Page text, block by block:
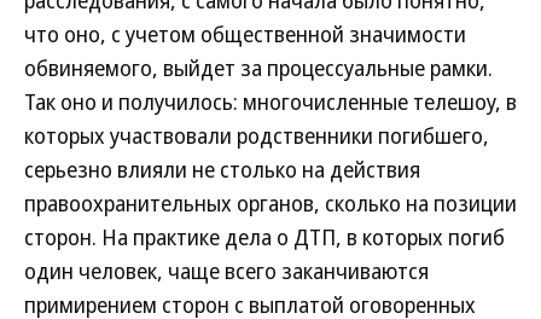
что оно, с учетом общественной значимости
обвиняемого, выйдет за процессуальные рамки.
Так оно и получилось: многочисленные телешоу, в
которых участвовали родственники погибшего,
серьезно влияли не столько на действия
правоохранительных органов, сколько на позиции
сторон. На практике дела о ДТП, в которых погиб
один человек, чаще всего заканчиваются
примирением сторон с выплатой оговоренных